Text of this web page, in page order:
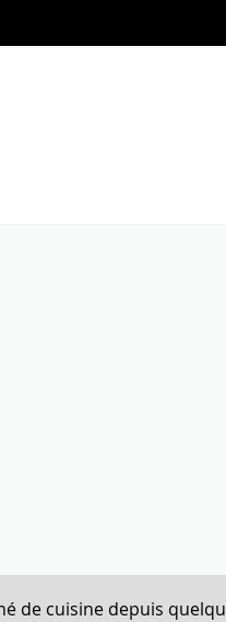
de cuisine depuis